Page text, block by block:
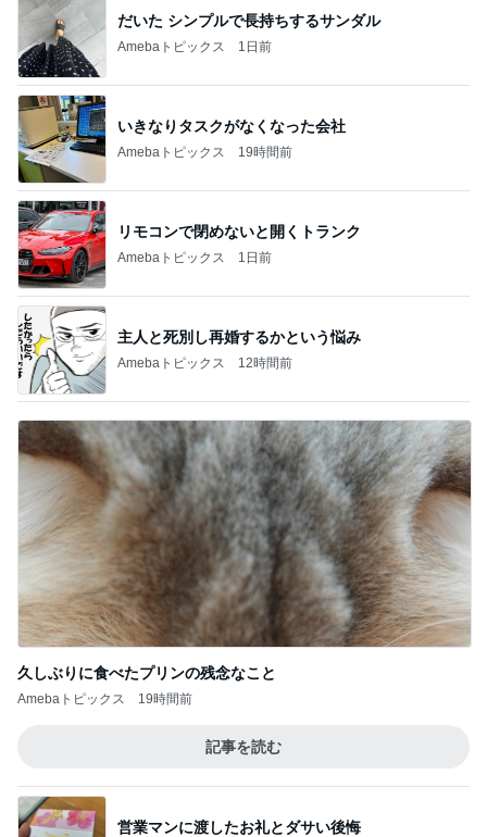
だいた シンプルで長持ちするサンダル
Amebaトピックス 1日前
いきなりタスクがなくなった会社
Amebaトピックス 19時間前
リモコンで閉めないと開くトランク
Amebaトピックス 1日前
主人と死別し再婚するかという悩み
Amebaトピックス 12時間前
久しぶりに食べたプリンの残念なこと
Amebaトピックス 19時間前
記事を読む
営業マンに渡したお礼とダサい後悔